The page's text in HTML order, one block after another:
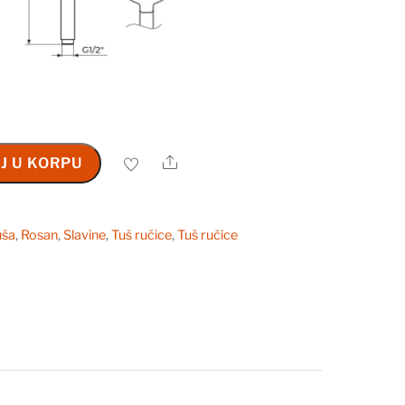
U KORPU Share
, Rosan,Slavine,Tuš ručice,Tuš ručice